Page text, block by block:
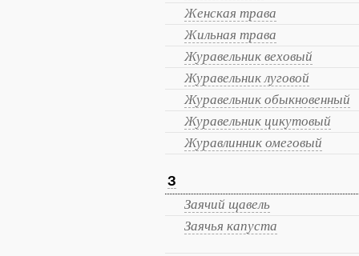
Женская трава
Жильная трава
Журавельник веховый
Журавельник луговой
Журавельник обыкновенный
Журавельник цикутовый
Журавлинник омеговый
З
Заячий щавель
Заячья капуста